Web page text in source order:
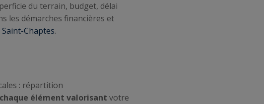
du terrain, budget, délai
les démarches financières et
Chaptes.
: répartition
chaque élément valorisant votre